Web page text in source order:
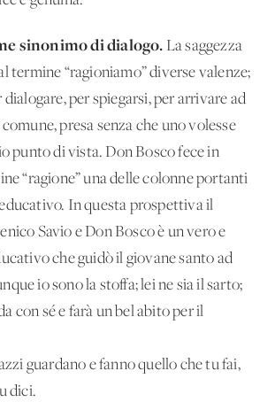
sinonimo di dialogo. La saggezza
termine “ragioniamo” diverse valenze;
per spiegarsi, per arrivare ad
presa senza che uno volesse
punto di vista. Don Bosco fece in
“ragione” una delle colonne portanti
In questa prospettiva il
Savio e Don Bosco è un vero e
che guidò il giovane santo ad
io sono la stoffa; lei ne sia il sarto;
con sé e farà un bel abito per il
guardano e fanno quello che tu fai,
dici.